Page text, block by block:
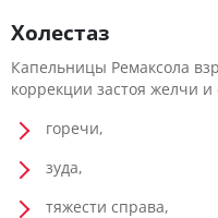
Холестаз
Капельницы Ремаксола
коррекции застоя желчи
горечи,
зуда,
тяжести справа,